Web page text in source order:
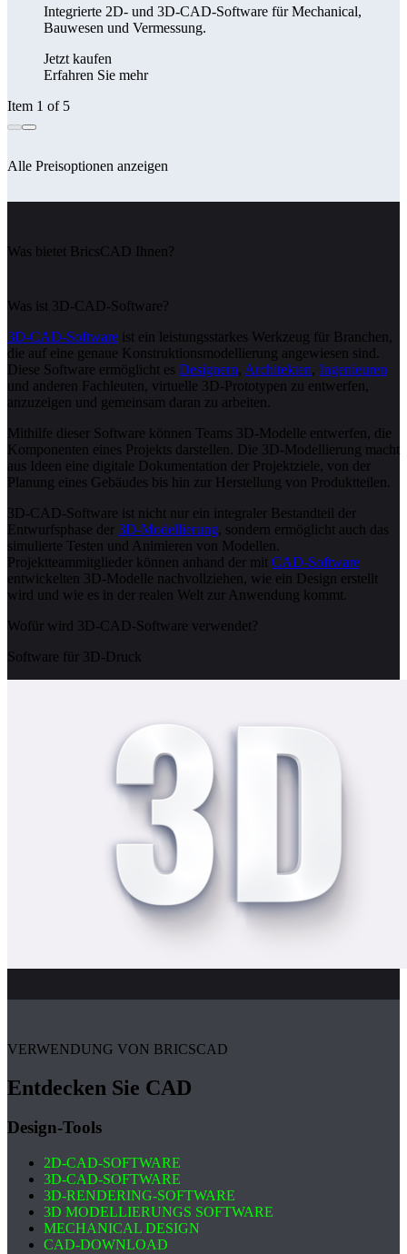
Integrierte 2D- und 3D-CAD-Software für Mechanical,
Bauwesen und Vermessung.
Jetzt kaufen
Erfahren Sie mehr
Item 1 of 5
Alle Preisoptionen anzeigen
Was bietet BricsCAD Ihnen?
Was ist 3D-CAD-Software?
3D-CAD-Software ist ein leistungsstarkes Werkzeug für Branchen,
die auf eine genaue Konstruktionsmodellierung angewiesen sind.
Diese Software ermöglicht es Designern, Architekten, Ingenieuren
und anderen Fachleuten, virtuelle 3D-Prototypen zu entwerfen,
anzuzeigen und gemeinsam daran zu arbeiten.
Mithilfe dieser Software können Teams 3D-Modelle entwerfen, die
Komponenten eines Projekts darstellen. Die 3D-Modellierung macht
aus Ideen eine digitale Dokumentation der Projektziele, von der
Planung eines Gebäudes bis hin zur Herstellung von Produktteilen.
3D-CAD-Software ist nicht nur ein integraler Bestandteil der
Entwurfsphase der 3D-Modellierung, sondern ermöglicht auch das
simulierte Testen und Animieren von Modellen.
Projektteammitglieder können anhand der mit CAD-Software
entwickelten 3D-Modelle nachvollziehen, wie ein Design erstellt
wird und wie es in der realen Welt zur Anwendung kommt.
Wofür wird 3D-CAD-Software verwendet?
Software für 3D-Druck
VERWENDUNG VON BRICSCAD
Entdecken Sie CAD
Design-Tools
2D-CAD-SOFTWARE
3D-CAD-SOFTWARE
3D-RENDERING-SOFTWARE
3D MODELLIERUNGS SOFTWARE
MECHANICAL DESIGN
CAD-DOWNLOAD